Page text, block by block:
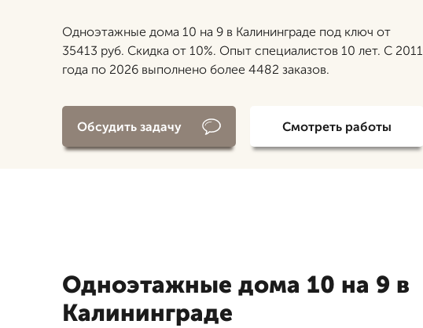
Одноэтажные дома 10 на 9 в Калининграде под ключ от
35413 руб. Скидка от 10%. Опыт специалистов 10 лет. С 2011
года по 2026 выполнено более 4482 заказов.
Обсудить задачу Смотреть работы
Одноэтажные дома 10 на 9 в
Калининграде